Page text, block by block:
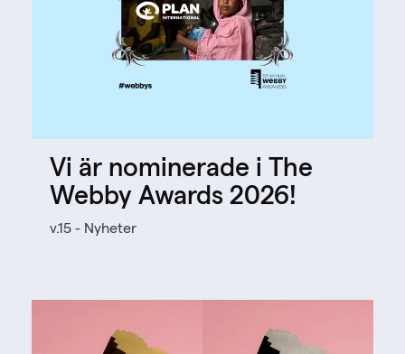
Vi är nominerade i The
Webby Awards 2026!
v.15 - Nyheter